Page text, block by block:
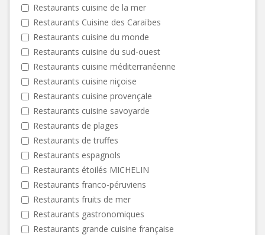
Restaurants cuisine de la mer
Restaurants Cuisine des Caraïbes
Restaurants cuisine du monde
Restaurants cuisine du sud-ouest
Restaurants cuisine méditerranéenne
Restaurants cuisine niçoise
Restaurants cuisine provençale
Restaurants cuisine savoyarde
Restaurants de plages
Restaurants de truffes
Restaurants espagnols
Restaurants étoilés MICHELIN
Restaurants franco-péruviens
Restaurants fruits de mer
Restaurants gastronomiques
Restaurants grande cuisine française